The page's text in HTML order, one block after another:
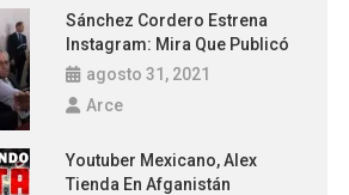
Sánchez Cordero Estrena
Instagram: Mira Que Publicó
agosto 31, 2021
Arce
Youtuber Mexicano, Alex
Tienda En Afganistán